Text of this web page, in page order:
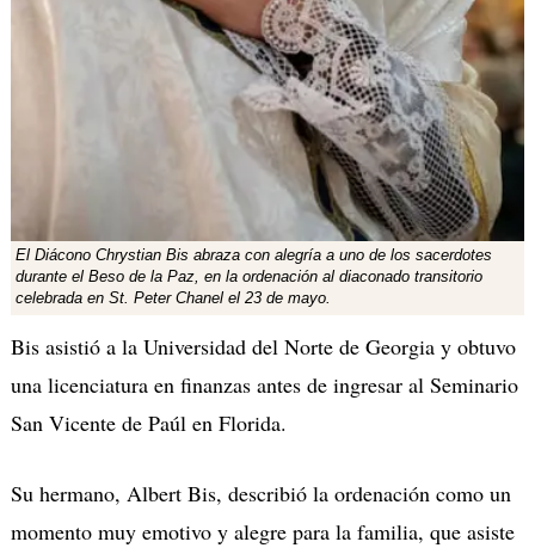
El Diácono Chrystian Bis abraza con alegría a uno de los sacerdotes
durante el Beso de la Paz, en la ordenación al diaconado transitorio
celebrada en St. Peter Chanel el 23 de mayo.
Bis asistió a la Universidad del Norte de Georgia y obtuvo
una licenciatura en finanzas antes de ingresar al Seminario
San Vicente de Paúl en Florida.
Su hermano, Albert Bis, describió la ordenación como un
momento muy emotivo y alegre para la familia, que asiste